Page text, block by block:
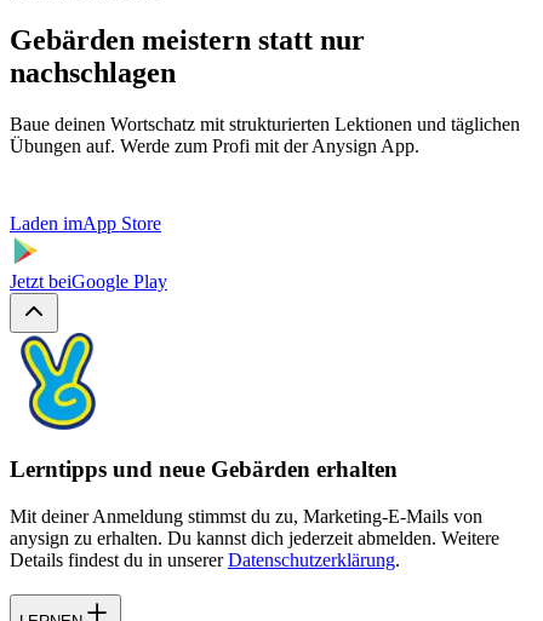
Gebärden meistern statt nur
nachschlagen
Baue deinen Wortschatz mit strukturierten Lektionen und täglichen
Übungen auf. Werde zum Profi mit der Anysign App.
Laden imApp Store
Jetzt beiGoogle Play
Lerntipps und neue Gebärden erhalten
Mit deiner Anmeldung stimmst du zu, Marketing-E-Mails von
anysign zu erhalten. Du kannst dich jederzeit abmelden. Weitere
Details findest du in unserer Datenschutzerklärung.